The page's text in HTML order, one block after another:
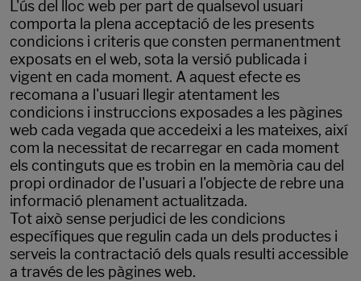
L'ús del lloc web per part de qualsevol usuari
comporta la plena acceptació de les presents
condicions i criteris que consten permanentment
exposats en el web, sota la versió publicada i
vigent en cada moment. A aquest efecte es
recomana a l'usuari llegir atentament les
condicions i instruccions exposades a les pàgines
web cada vegada que accedeixi a les mateixes, així
com la necessitat de recarregar en cada moment
els continguts que es trobin en la memòria cau del
propi ordinador de l'usuari a l'objecte de rebre una
informació plenament actualitzada.
Tot això sense perjudici de les condicions
específiques que regulin cada un dels productes i
serveis la contractació dels quals resulti accessible
a través de les pàgines web.